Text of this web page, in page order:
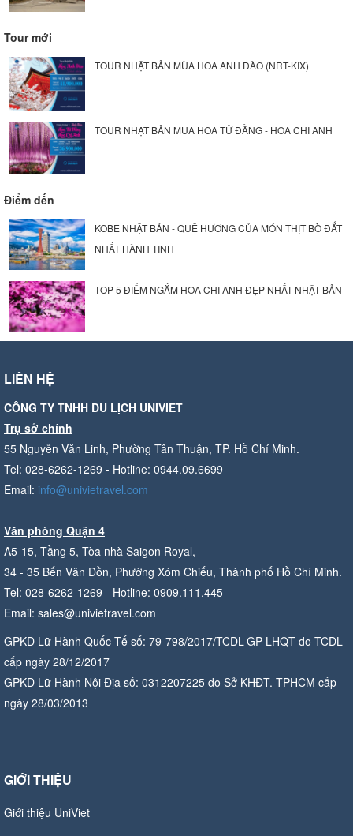
Tour mới
TOUR NHẬT BẢN MÙA HOA ANH ĐÀO (NRT-KIX)
TOUR NHẬT BẢN MÙA HOA TỬ ĐẰNG - HOA CHI ANH
Điểm đến
KOBE NHẬT BẢN - QUÊ HƯƠNG CỦA MÓN THỊT BÒ ĐẮT
NHẤT HÀNH TINH
TOP 5 ĐIỂM NGẮM HOA CHI ANH ĐẸP NHẤT NHẬT BẢN
LIÊN HỆ
CÔNG TY TNHH DU LỊCH UNIVIET
Trụ sở chính
55 Nguyễn Văn Linh, Phường Tân Thuận, TP. Hồ Chí Minh.
Tel: 028-6262-1269 - Hotline: 0944.09.6699
Email: info@univietravel.com
Văn phòng Quận 4
A5-15, Tầng 5, Tòa nhà Saigon Royal,
34 - 35 Bến Vân Đồn, Phường Xóm Chiếu, Thành phố Hồ Chí Minh.
Tel: 028-6262-1269 - Hotline: 0909.111.445
Email: sales@univietravel.com
GPKD Lữ Hành Quốc Tế số: 79-798/2017/TCDL-GP LHQT do TCDL
cấp ngày 28/12/2017
GPKD Lữ Hành Nội Địa số: 0312207225 do Sở KHĐT. TPHCM cấp
ngày 28/03/2013
GIỚI THIỆU
Giới thiệu UniViet